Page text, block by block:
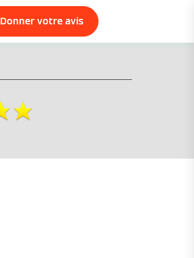
Donner votre avis